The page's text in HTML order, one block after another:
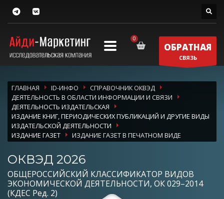
ОБРАТНАЯ
СВЯЗЬ
ГЛАВНАЯ ID-ИНФО
СПРАВОЧНИК ОКВЭД
ДЕЯТЕЛЬНОСТЬ В ОБЛАСТИ ИНФОРМАЦИИ И СВЯЗИ
ДЕЯТЕЛЬНОСТЬ ИЗДАТЕЛЬСКАЯ
ИЗДАНИЕ КНИГ, ПЕРИОДИЧЕСКИХ ПУБЛИКАЦИЙ И ДРУГИЕ ВИДЫ
ИЗДАТЕЛЬСКОЙ ДЕЯТЕЛЬНОСТИ
ИЗДАНИЕ ГАЗЕТ
ИЗДАНИЕ ГАЗЕТ В ПЕЧАТНОМ ВИДЕ
ОКВЭД 2026
ОБЩЕРОССИЙСКИЙ КЛАССИФИКАТОР ВИДОВ
ЭКОНОМИЧЕСКОЙ ДЕЯТЕЛЬНОСТИ, ОК 029–2014
(КДЕС Ред. 2)